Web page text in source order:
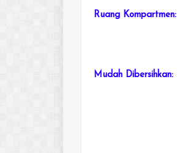
Ruang Kompartmen:
Mudah Dibersihkan: